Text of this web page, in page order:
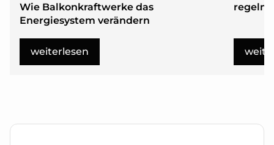
Wie Balkonkraftwerke das
Energiesystem verändern
weiterlesen